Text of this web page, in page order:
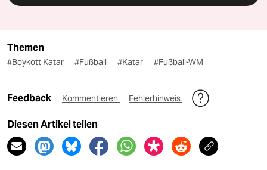
Themen
#Boykott Katar #Fußball #Katar #Fußball-WM
Feedback Kommentieren Fehlerhinweis
Diesen Artikel teilen